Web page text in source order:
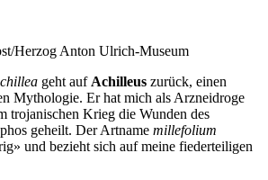
Herzog Anton Ulrich-Museum
geht auf Achilleus zurück, einen
Mythologie. Er hat mich als Arzneidroge
trojanischen Krieg die Wunden des
geheilt. Der Artname millefolium
und bezieht sich auf meine fiederteiligen